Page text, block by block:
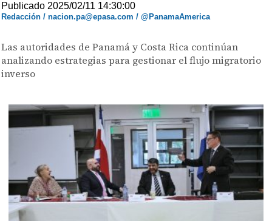
Publicado 2025/02/11 14:30:00
Redacción / nacion.pa@epasa.com / @PanamaAmerica
Las autoridades de Panamá y Costa Rica continúan
analizando estrategias para gestionar el flujo migratorio
inverso